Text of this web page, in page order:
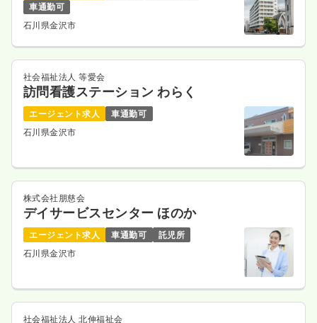
車通勤可
石川県金沢市
社会福祉法人 等愛会
訪問看護ステーション わらく
エージェント求人
車通勤可
石川県金沢市
株式会社朋慈会
デイサービスセンター ほのか
エージェント求人 車通勤可
託児所
石川県金沢市
社会福祉法人 北伸福祉会